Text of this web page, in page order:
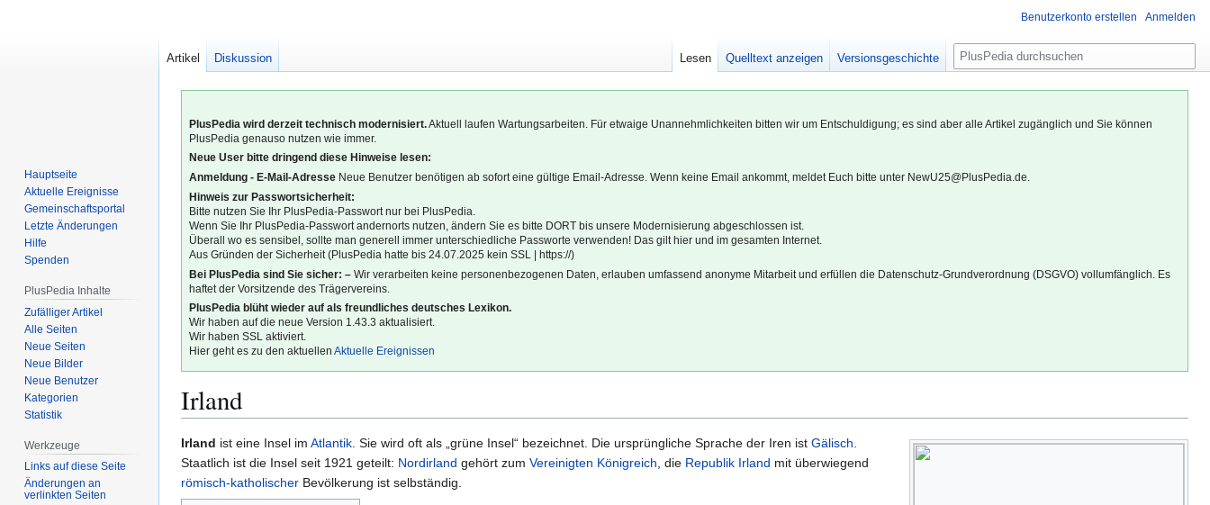
PlusPedia wird derzeit technisch modernisiert.Aktuell laufen Wartungsarbeiten. Für etwaige Unannehmlichkeiten bitten wir um Entschuldigung; es sind aber alle Artikel zugänglich und Sie können
PlusPedia genauso nutzen wie immer.
Neue User bitte dringend diese Hinweise lesen:
Anmeldung - E-Mail-Adresse Neue Benutzer benötigen ab sofort eine gültige Email-Adresse. Wenn keine Email ankommt, meldet Euch bitte unter NewU25@PlusPedia.de.
Hinweis zur Passwortsicherheit:
Bitte nutzen Sie Ihr PlusPedia-Passwort nur bei PlusPedia.
Wenn Sie Ihr PlusPedia-Passwort andernorts nutzen, ändern Sie es bitte DORT bis unsere Modernisierung abgeschlossen ist.
Überall wo es sensibel, sollte man generell immer unterschiedliche Passworte verwenden! Das gilt hier und im gesamten Internet.
Aus Gründen der Sicherheit (PlusPedia hatte bis 24.07.2025 kein SSL | https://)
Bei PlusPedia sind Sie sicher: – Wir verarbeiten keine personenbezogenen Daten, erlauben umfassend anonyme Mitarbeit und erfüllen die Datenschutz-Grundverordnung (DSGVO) vollumfänglich. Es
haftet der Vorsitzende des Trägervereins.
PlusPedia blüht wieder auf als freundliches deutsches Lexikon.
Wir haben auf die neue Version 1.43.3 aktualisiert.
Wir haben SSL aktiviert.
Hier geht es zu den aktuellenAktuelle Ereignissen
Irland
Zur
Navigation
springen
Zur
Suche
springen
Irland ist eine Insel im Atlantik . Sie wird oft als „grüne Insel“ bezeichnet. Die ursprüngliche Sprache der Iren ist Gälisch
Staatlich ist die Insel seit 1921 geteilt: Nordirland gehört zum Vereinigten Königreich , die Republik Irland mit überwiegend
römisch-katholischer Bevölkerung ist selbständig.
Benutzerkonto erstellen Anmelden
Artikel Diskussion Lesen Quelltext anzeigen Versionsgeschichte
S
u
c
e
Hauptseite
Aktuelle Ereignisse
Gemeinschafts­portal
Letzte Änderungen
Hilfe
Spenden
PlusPedia Inhalte
Zufälliger Artikel
Alle Seiten
Neue Seiten
Neue Bilder
Neue Benutzer
Kategorien
Statistik
Werkzeuge
Links auf diese Seite
Änderungen an
verlinkten Seiten